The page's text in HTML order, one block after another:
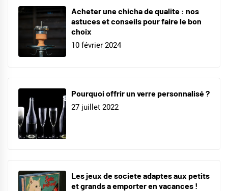
Acheter une chicha de qualite : nos
astuces et conseils pour faire le bon
choix
10 février 2024
Pourquoi offrir un verre personnalisé ?
27 juillet 2022
Les jeux de societe adaptes aux petits
et grands a emporter en vacances !